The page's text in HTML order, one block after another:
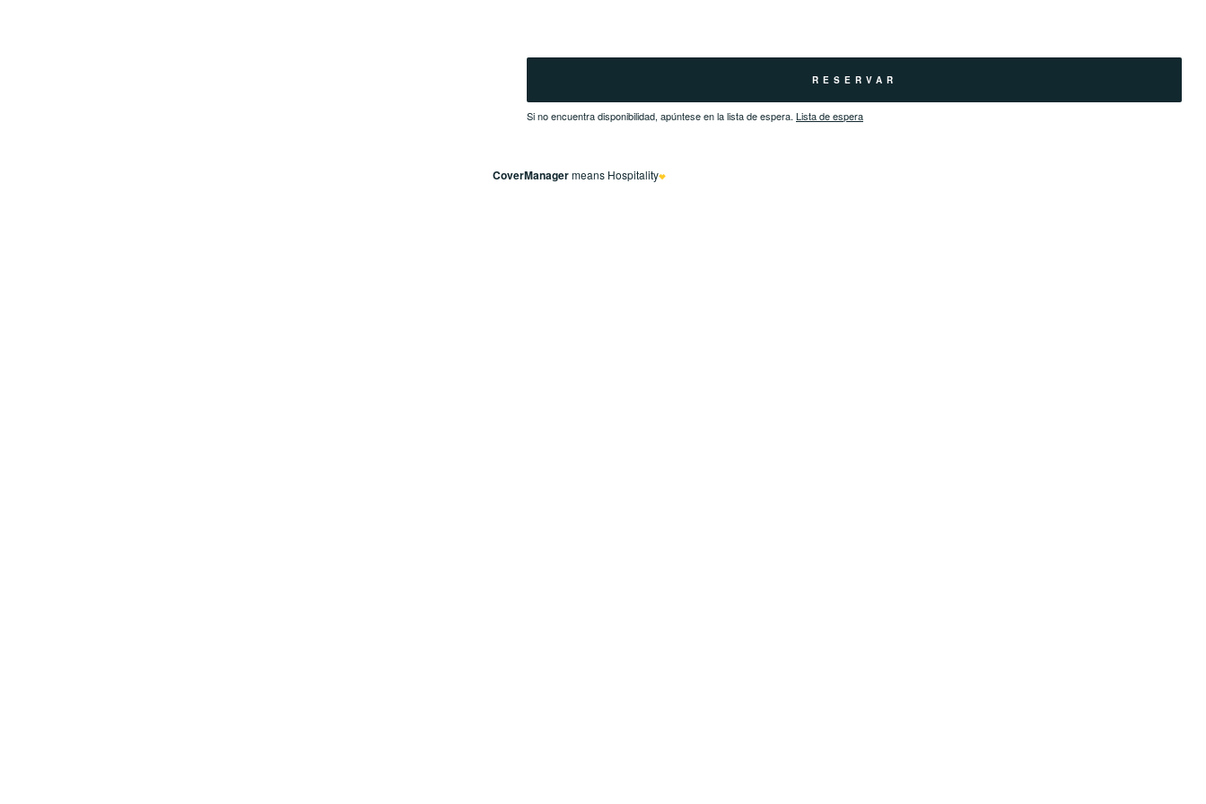
Si no encuentra disponibilidad, apúntese en la lista de espera.
CoverManagermeans Hospitality